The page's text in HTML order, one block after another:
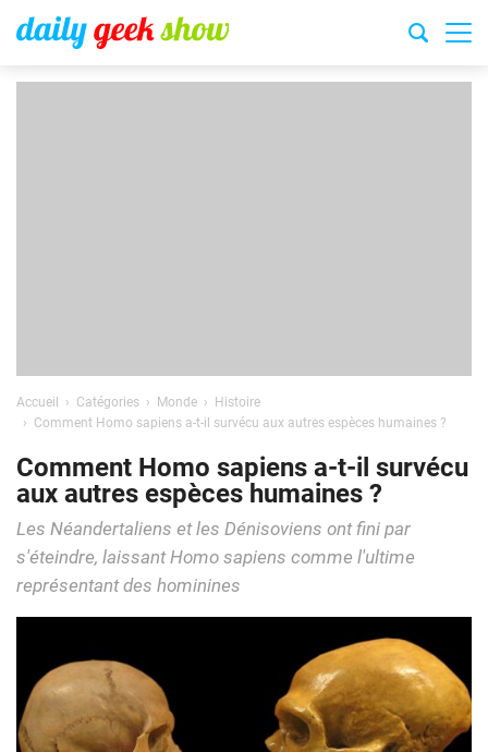
Accueil Catégories Monde
Histoire
Comment Homo sapiens a-t-il survécu aux autres espèces humaines ?
Comment Homo sapiens a-t-il survécu
aux autres espèces humaines ?
Les Néandertaliens et les Dénisoviens ont fini par
s'éteindre, laissant Homo sapiens comme l'ultime
représentant des hominines